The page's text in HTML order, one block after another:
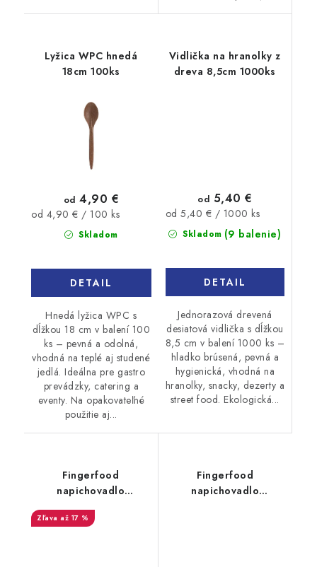
Lyžica WPC hnedá
18cm 100ks
Skladom
od 4,90 €
Jednotková
od 4,90 € / 100 ks
DETAIL
Hnedá lyžica WPC s
dĺžkou 18 cm v balení 100
ks – pevná a odolná,
vhodná na teplé aj studené
jedlá. Ideálna pre gastro
prevádzky, catering a
eventy. Na opakovateľné
použitie aj...
Vidlička na hranolky z
dreva 8,5cm 1000ks
Skladom (9 balenie)
od 5,40 €
Jednotková
cena:
od 5,40 € / 1000 ks
DETAIL
Jednorazová drevená
desiatová vidlička s dĺžkou
8,5 cm v balení 1000 ks –
hladko brúsená, pevná a
hygienická, vhodná na
hranolky, snacky, dezerty a
street food. Ekologická...
Fingerfood
napichovadlo
9cm 100ks
až 17 %
Fingerfood
napichovadlo